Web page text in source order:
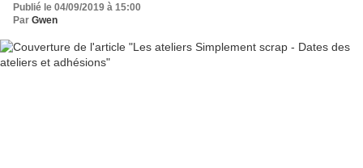
Publié le 04/09/2019 à 15:00
Par Gwen